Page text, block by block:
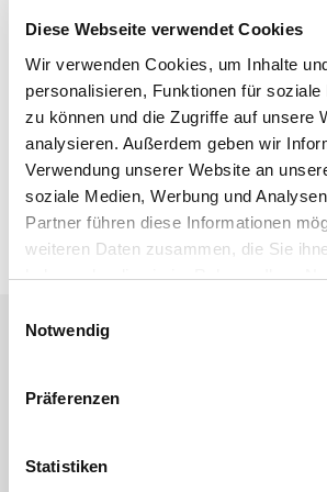
Diese Webseite verwendet Cookies
Wir verwenden Cookies, um Inhalte
personalisieren, Funktionen für soziale
zu können und die Zugriffe auf unsere
analysieren. Außerdem geben wir
Verwendung unserer Website an
soziale Medien, Werbung und
Partner führen diese Informationen
weiteren Daten zusammen, die Sie
haben oder die sie im Rahmen Ihrer
Notwendig
Präferenzen
Statistiken
Produktart Sägeblatt
Produktbeschreibung
Douzuki Feinsäge mit spezieller Zahnung
Schneiden in Spanplatten und